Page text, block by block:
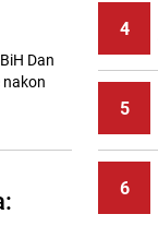
Dan
15
4
5
6